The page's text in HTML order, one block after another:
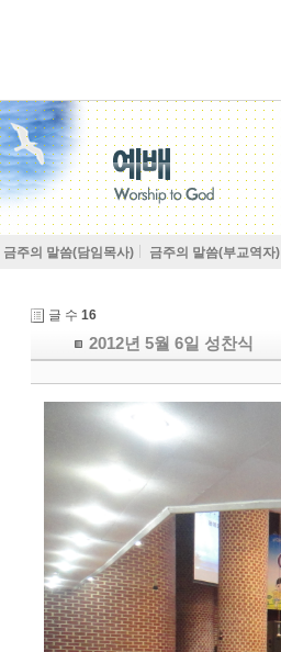
금주의 말씀(담임목사) 금주의 말씀(부교역자)
글 수 16
2012년 5월 6일 성찬식